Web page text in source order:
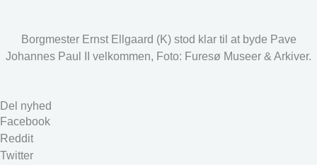
Borgmester Ernst Ellgaard (K) stod klar til at byde Pave
Johannes Paul II velkommen, Foto: Furesø Museer & Arkiver.
Del nyhed
Facebook
Reddit
Twitter